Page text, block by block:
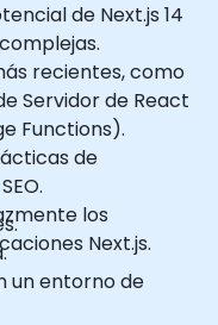
de Next.js 14
recientes, como
Servidor de React
Functions).
de
los
Next.js.
un entorno de